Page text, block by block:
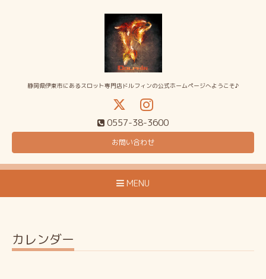
静岡県伊東市にあるスロット専門店ドルフィンの公式ホームページへようこそ♪
0557-38-3600
お問い合わせ
MENU
カレンダー